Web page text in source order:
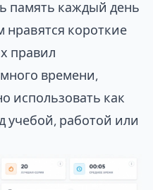
память каждый день
нравятся короткие
правил
времени,
использовать как
учебой, работой или